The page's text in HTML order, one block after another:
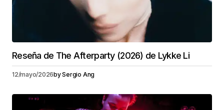
Reseña de The Afterparty (2026) de Lykke Li
12/mayo/2026bySergio Ang